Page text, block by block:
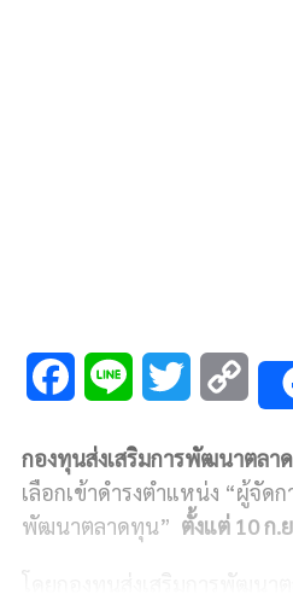
c
e
n
e
i
t
p
y
กองทุนส่งเสริมการพัฒนาตลา
เลือกเข้าดำรงตำแหน่ง “ผู้จัด
พัฒนาตลาดทุน” ตั้งแต่ 10ก.